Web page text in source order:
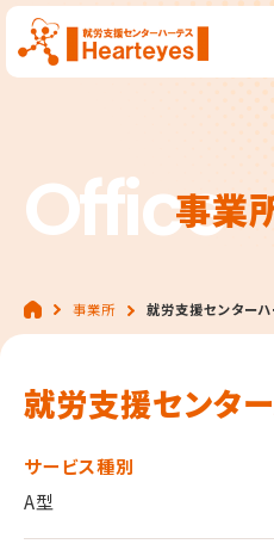
Office
事業
事業所 就労支援センター
就労支援センタ
サービス種別
A型